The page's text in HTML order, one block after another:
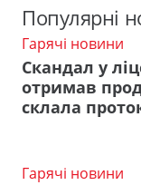
Популярні
Гарячі новини
Скандал у
отримав
склала
Гарячі новини